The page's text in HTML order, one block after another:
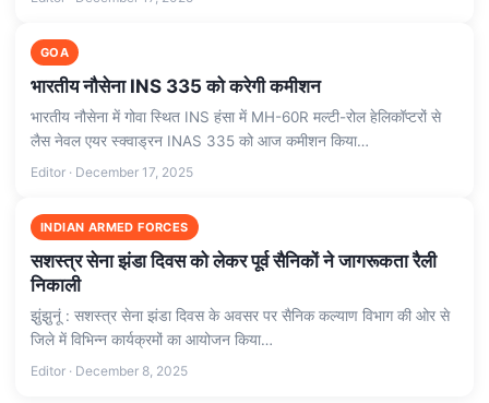
GOA
भारतीय नौसेना INS 335 को करेगी कमीशन
भारतीय नौसेना में गोवा स्थित INS हंसा में MH-60R मल्टी-रोल हेलिकॉप्टरों से
लैस नेवल एयर स्क्वाड्रन INAS 335 को आज कमीशन किया…
Editor · December 17, 2025
INDIAN ARMED FORCES
सशस्त्र सेना झंडा दिवस को लेकर पूर्व सैनिकों ने जागरूकता रैली
निकाली
झुंझुनूं : सशस्त्र सेना झंडा दिवस के अवसर पर सैनिक कल्याण विभाग की ओर से
जिले में विभिन्न कार्यक्रमों का आयोजन किया…
Editor · December 8, 2025